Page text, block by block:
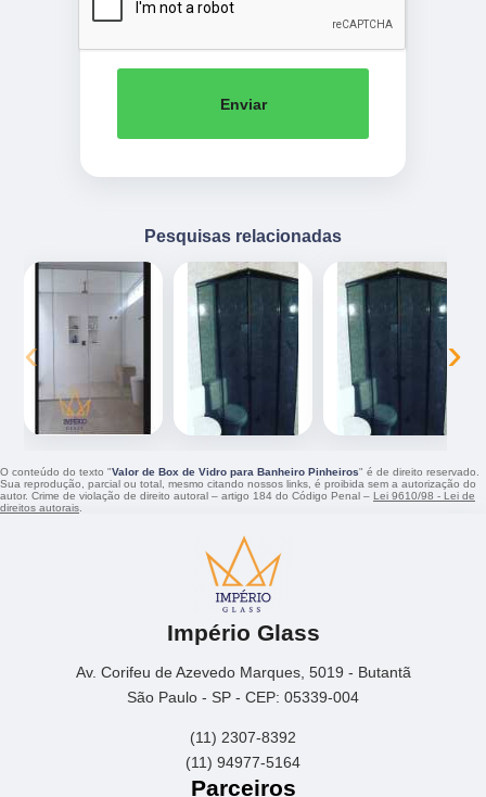
Enviar
Pesquisas relacionadas
‹ ›
O conteúdo do texto "Valor de Box de Vidro para Banheiro Pinheiros" é de direito reservado.
Sua reprodução, parcial ou total, mesmo citando nossos links, é proibida sem a autorização do
autor. Crime de violação de direito autoral – artigo 184 do Código Penal – Lei 9610/98 - Lei de
direitos autorais
Império Glass
Av. Corifeu de Azevedo Marques, 5019 - Butantã
São Paulo - SP - CEP: 05339-004
(11) 2307-8392
(11) 94977-5164
Parceiros